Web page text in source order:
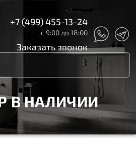
+7 (499) 455-13-24
с 9:00 до 18:00
Заказать звонок
В НАЛИЧИИ